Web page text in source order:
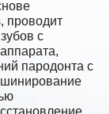
проводит
с
пародонта с